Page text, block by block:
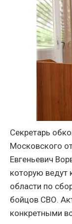
Секретарь
Московского
Евгеньевич
которую ведут
области по
бойцов СВО.
конкретными